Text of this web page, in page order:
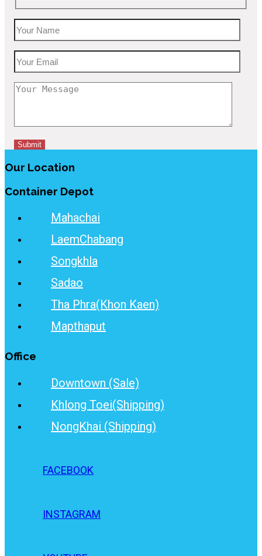
Our Location
Container Depot
Mahachai
LaemChabang
Songkhla
Sadao
Tha Phra(Khon Kaen)
Mapthaput
Office
Downtown (Sale)
Khlong Toei(Shipping)
NongKhai (Shipping)
FACEBOOK
INSTAGRAM